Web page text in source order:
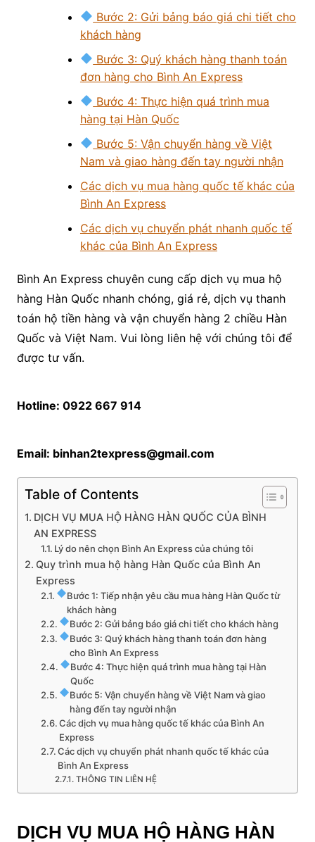
Bước 2: Gửi bảng báo giá chi tiết cho
khách hàng
Bước 3: Quý khách hàng thanh toán
đơn hàng cho Bình An Express
Bước 4: Thực hiện quá trình mua
hàng tại Hàn Quốc
Bước 5: Vận chuyển hàng về Việt
Nam và giao hàng đến tay người nhận
Các dịch vụ mua hàng quốc tế khác của
Bình An Express
Các dịch vụ chuyển phát nhanh quốc tế
khác của Bình An Express
Bình An Express chuyên cung cấp dịch vụ mua hộ
hàng Hàn Quốc nhanh chóng, giá rẻ, dịch vụ thanh
toán hộ tiền hàng và vận chuyển hàng 2 chiều Hàn
Quốc và Việt Nam. Vui lòng liên hệ với chúng tôi để
được tư vấn.
Hotline: 0922 667 914
Email: binhan2texpress@gmail.com
Table of Contents
DỊCH VỤ MUA HỘ HÀNG HÀN QUỐC CỦA BÌNH
AN EXPRESS
Lý do nên chọn Bình An Express của chúng tôi
Quy trình mua hộ hàng Hàn Quốc của Bình An
Express
Bước 1: Tiếp nhận yêu cầu mua hàng Hàn Quốc từ
khách hàng
Bước 2: Gửi bảng báo giá chi tiết cho khách hàng
Bước 3: Quý khách hàng thanh toán đơn hàng
cho Bình An Express
Bước 4: Thực hiện quá trình mua hàng tại Hàn
Quốc
Bước 5: Vận chuyển hàng về Việt Nam và giao
hàng đến tay người nhận
Các dịch vụ mua hàng quốc tế khác của Bình An
Express
Các dịch vụ chuyển phát nhanh quốc tế khác của
Bình An Express
THÔNG TIN LIÊN HỆ
DỊCH VỤ MUA HỘ HÀNG HÀN